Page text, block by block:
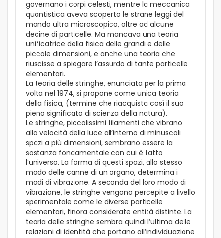
governano i corpi celesti, mentre la meccanica
quantistica aveva scoperto le strane leggi del
mondo ultra microscopico, oltre ad alcune
decine di particelle. Ma mancava una teoria
unificatrice della fisica delle grandi e delle
piccole dimensioni, e anche una teoria che
riuscisse a spiegare l’assurdo di tante particelle
elementari.
La teoria delle stringhe, enunciata per la prima
volta nel 1974, si propone come unica teoria
della fisica, (termine che riacquista così il suo
pieno significato di scienza della natura).
Le stringhe, piccolissimi filamenti che vibrano
alla velocità della luce all’interno di minuscoli
spazi a più dimensioni, sembrano essere la
sostanza fondamentale con cui è fatto
l’universo. La forma di questi spazi, allo stesso
modo delle canne di un organo, determina i
modi di vibrazione. A seconda del loro modo di
vibrazione, le stringhe vengono percepite a livello
sperimentale come le diverse particelle
elementari, finora considerate entità distinte. La
teoria delle stringhe sembra quindi l’ultima delle
relazioni di identità che portano all’individuazione